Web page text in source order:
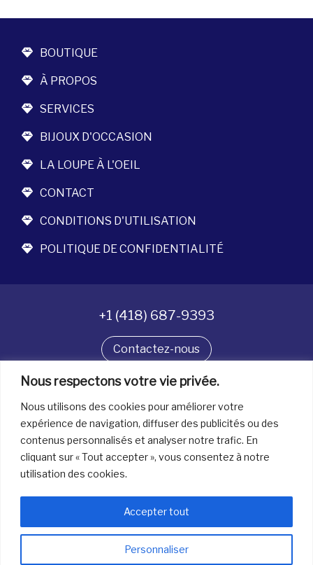
Nous respectons votre vie privée.
Nous utilisons des cookies pour améliorer votre
expérience de navigation, diffuser des publicités ou des
contenus personnalisés et analyser notre trafic. En
cliquant sur « Tout accepter », vous consentez à notre
utilisation des cookies.
Personnaliser
Accepter tout
BOUTIQUE
À PROPOS
SERVICES
BIJOUX D'OCCASION
LA LOUPE À L'OEIL
CONTACT
CONDITIONS D'UTILISATION
POLITIQUE DE CONFIDENTIALITÉ
+1 (418) 687-9393
Contactez-nous
Suivez-nous
Tous droits réservés. © La boîte à bijoux 2026